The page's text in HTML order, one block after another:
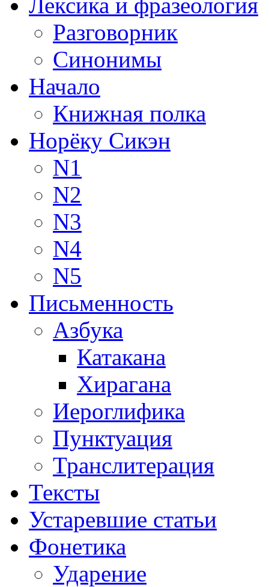
Разговорник
Синонимы
Начало
Книжная полка
Норёку Сикэн
N1
N2
N3
N4
N5
Письменность
Азбука
Катакана
Хирагана
Иероглифика
Пунктуация
Транслитерация
Тексты
Устаревшие статьи
Фонетика
Ударение